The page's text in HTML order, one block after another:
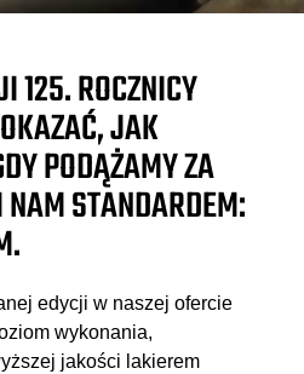
125. ROCZNICY
JAK
PODĄŻAMY ZA
STANDARDEM:
edycji w naszej ofercie
wykonania,
jakości lakierem